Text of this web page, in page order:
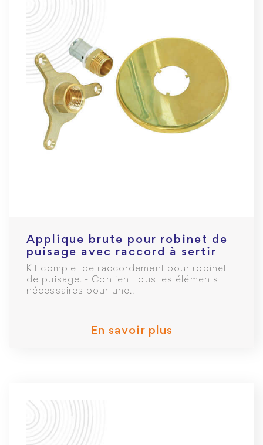
Applique brute pour robinet de
puisage avec raccord à sertir
PER Ø16mm F 1/2
Kit complet de raccordement pour robinet
de puisage. - Contient tous les éléments
nécessaires pour une..
En savoir plus